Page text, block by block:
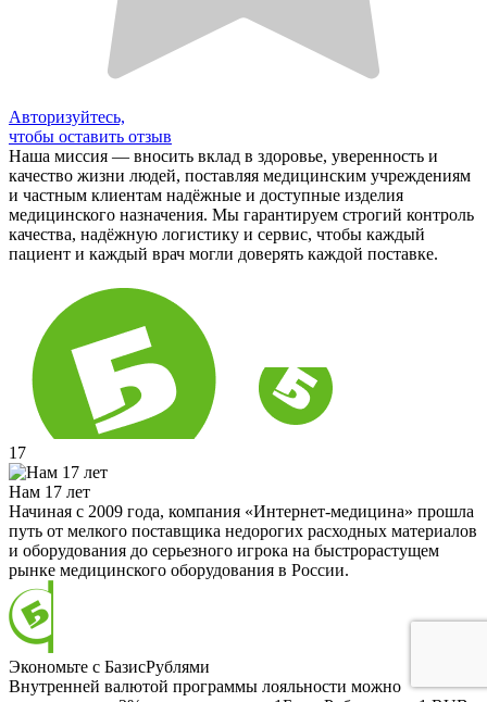
Авторизуйтесь,
чтобы оставить отзыв
Наша миссия — вносить вклад в здоровье, уверенность и
качество жизни людей, поставляя медицинским учреждениям
и частным клиентам надёжные и доступные изделия
медицинского назначения. Мы гарантируем строгий контроль
качества, надёжную логистику и сервис, чтобы каждый
пациент и каждый врач могли доверять каждой поставке.
17
Нам 17 лет
Начиная с 2009 года, компания «Интернет-медицина» прошла
путь от мелкого поставщика недорогих расходных материалов
и оборудования до серьезного игрока на быстрорастущем
рынке медицинского оборудования в России.
Экономьте с БазисРублями
Внутренней валютой программы лояльности можно